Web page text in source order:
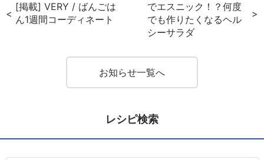
[掲載] VERY / ばんごは
ん1週間コーディネート
でエスニック！？何度
でも作りたくなるヘル
シーサラダ
お知らせ一覧へ
レシピ検索